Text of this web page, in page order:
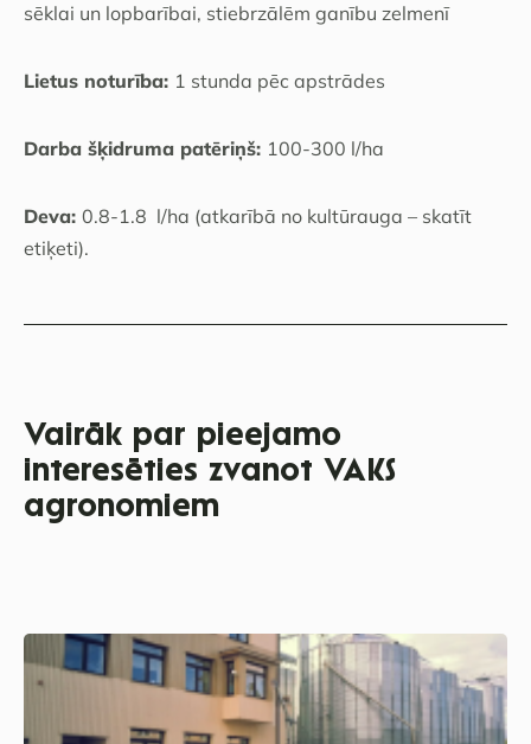
sēklai un lopbarībai, stiebrzālēm ganību zelmenī
Lietus noturība: 1 stunda pēc apstrādes
Darba šķidruma patēriņš: 100-300 l/ha
Deva: 0.8-1.8 l/ha (atkarībā no kultūrauga – skatīt
etiķeti).
Vairāk par pieejamo
interesēties zvanot VAKS
agronomiem